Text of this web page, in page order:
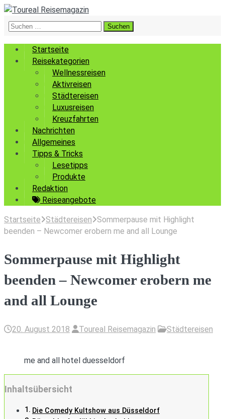
Suchen
Startseite
Reisekategorien
Wellnessreisen
Aktivreisen
Städtereisen
Luxusreisen
Kreuzfahrten
Nachrichten
Allgemeines
Tipps & Tricks
Lesetipps
Produkte
Redaktion
Reiseangebote
Startseite Städtereisen Sommerpause mit Highlight
beenden – Newcomer erobern me and all Lounge
Sommerpause mit Highlight
beenden – Newcomer erobern me
and all Lounge
20. August 2018 Toureal Reisemagazin Städtereisen
me and all hotel duesseldorf
Inhaltsübersicht
Die Comedy Kultshow aus Düsseldorf